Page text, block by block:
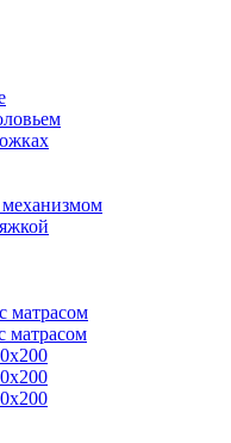
матрасом
матрасом